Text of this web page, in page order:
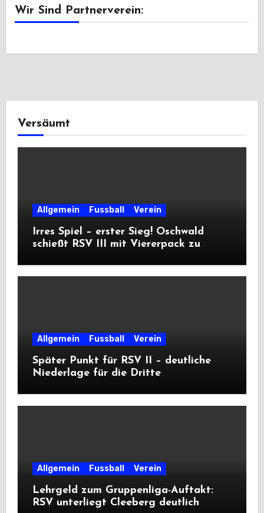
Wir Sind Partnerverein:
Versäumt
Allgemein Fussball Verein
Irres Spiel – erster Sieg! Oschwald
schießt RSV III mit Viererpack zu
Allgemein Fussball Verein
Später Punkt für RSV II – deutliche
Niederlage für die Dritte
Allgemein Fussball Verein
Lehrgeld zum Gruppenliga-Auftakt:
RSV unterliegt Cleeberg deutlich